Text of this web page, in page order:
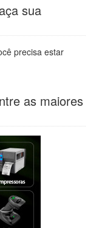
sua
precisa estar
as maiores